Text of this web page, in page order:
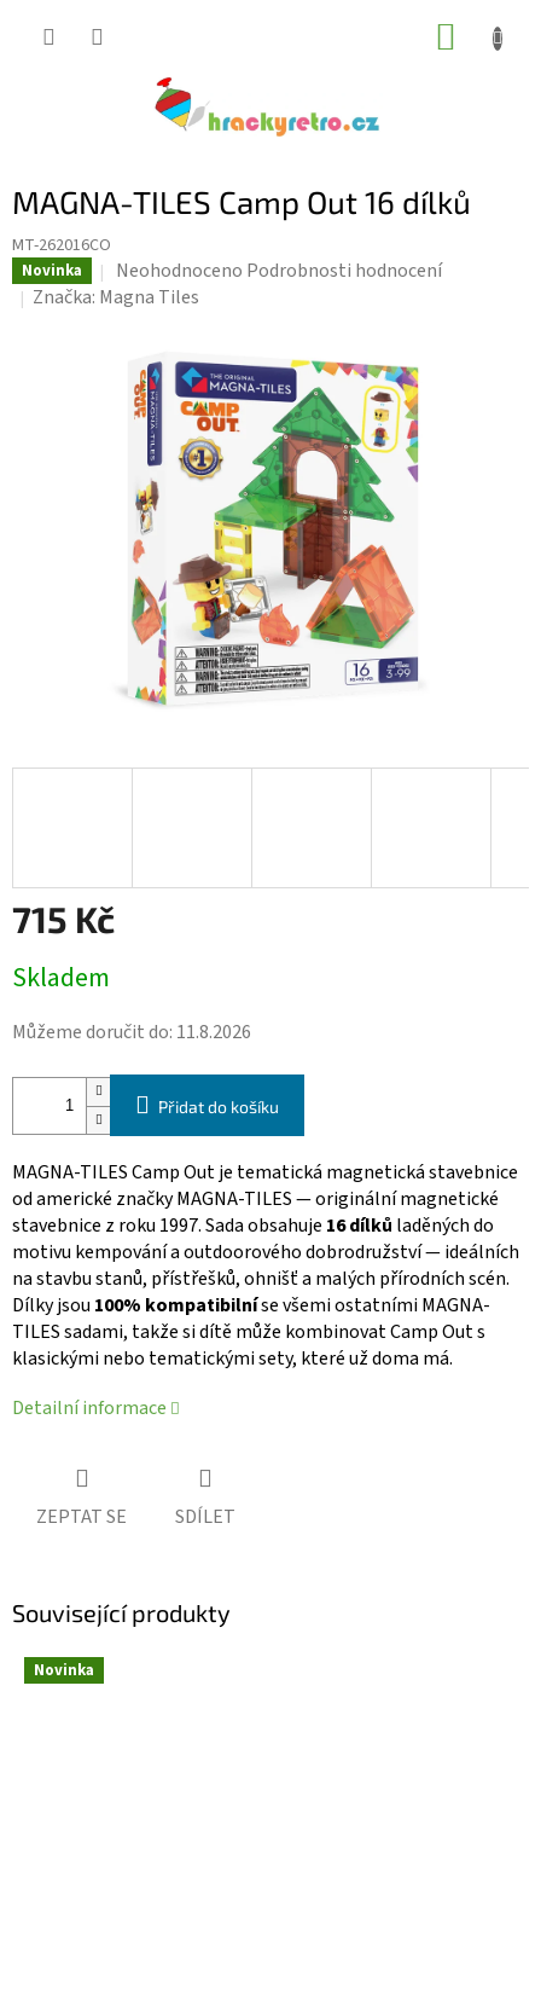
MAGNA-TILES Camp Out 16 dílků
MT-262016CO
Novinka
Průměrné
hodnocení
hvězdiček.
Neohodnoceno Podrobnosti hodnocení
Značka: Magna Tiles
715 Kč
cena:
Skladem
Můžeme doručit do: 11.8.2026
Přidat do košíku
MAGNA-TILES Camp Out je tematická magnetická stavebnice
od americké značky MAGNA-TILES — originální magnetické
stavebnice z roku 1997. Sada obsahuje 16 dílků laděných do
motivu kempování a outdoorového dobrodružství — ideálních
na stavbu stanů, přístřešků, ohnišť a malých přírodních scén.
Dílky jsou 100% kompatibilníse všemi ostatními MAGNA-
TILES sadami, takže si dítě může kombinovat Camp Out s
klasickými nebo tematickými sety, které už doma má.
Detailní informace
ZEPTAT SE SDÍLET
Související produkty
Novinka